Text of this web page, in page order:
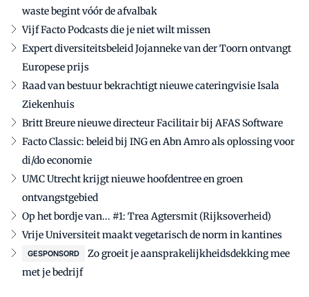
waste begint vóór de afvalbak
Vijf Facto Podcasts die je niet wilt missen
Expert diversiteitsbeleid Jojanneke van der Toorn ontvangt
Europese prijs
Raad van bestuur bekrachtigt nieuwe cateringvisie Isala
Ziekenhuis
Britt Breure nieuwe directeur Facilitair bij AFAS Software
Facto Classic: beleid bij ING en Abn Amro als oplossing voor
di/do economie
UMC Utrecht krijgt nieuwe hoofdentree en groen
ontvangstgebied
Op het bordje van... #1: Trea Agtersmit (Rijksoverheid)
Vrije Universiteit maakt vegetarisch de norm in kantines
GESPONSORD
Zo groeit je aansprakelijkheidsdekking mee
met je bedrijf